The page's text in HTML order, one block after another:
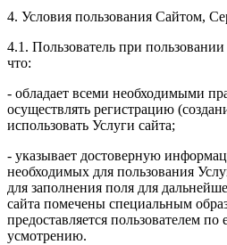
4. Условия пользования Сайтом,
4.1. Пользователь при
что:
- обладает всеми необходимыми
осуществлять регистрацию
использовать Услуги сайта;
- указывает достоверную
необходимых для пользования
для заполнения поля для
сайта помечены специальным
предоставляется пользователем по
усмотрению.